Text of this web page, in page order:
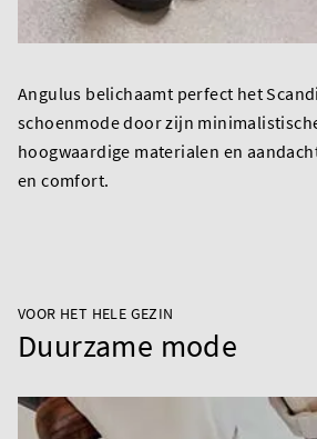
Angulus belichaamt perfect het
schoenmode door zijn
hoogwaardige materialen en
en comfort.
VOOR HET HELE GEZIN
Duurzame mode